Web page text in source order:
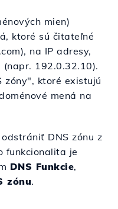
mien)
ktoré sú čitateľné
na IP adresy,
192.0.32.10).
zóny", ktoré existujú
mená na
DNS zónu z
funkcionalita je
DNS Funkcie,
zónu.